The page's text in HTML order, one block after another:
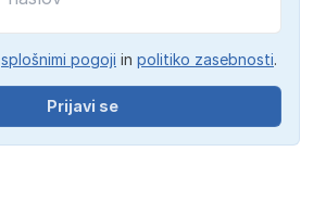
splošnimi pogoji in politiko zasebnosti.
Prijavi se